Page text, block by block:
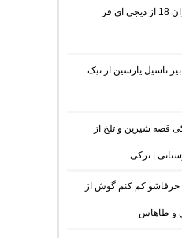
دانلود آهنگ ریمیکس رادیو تهران 18 از دیجی ای فر
ناسیل یارسین از تیک
قصه شیرین و تلخ از
| ترکی
حرفاشو کم کنم گوش از
و طاهاس